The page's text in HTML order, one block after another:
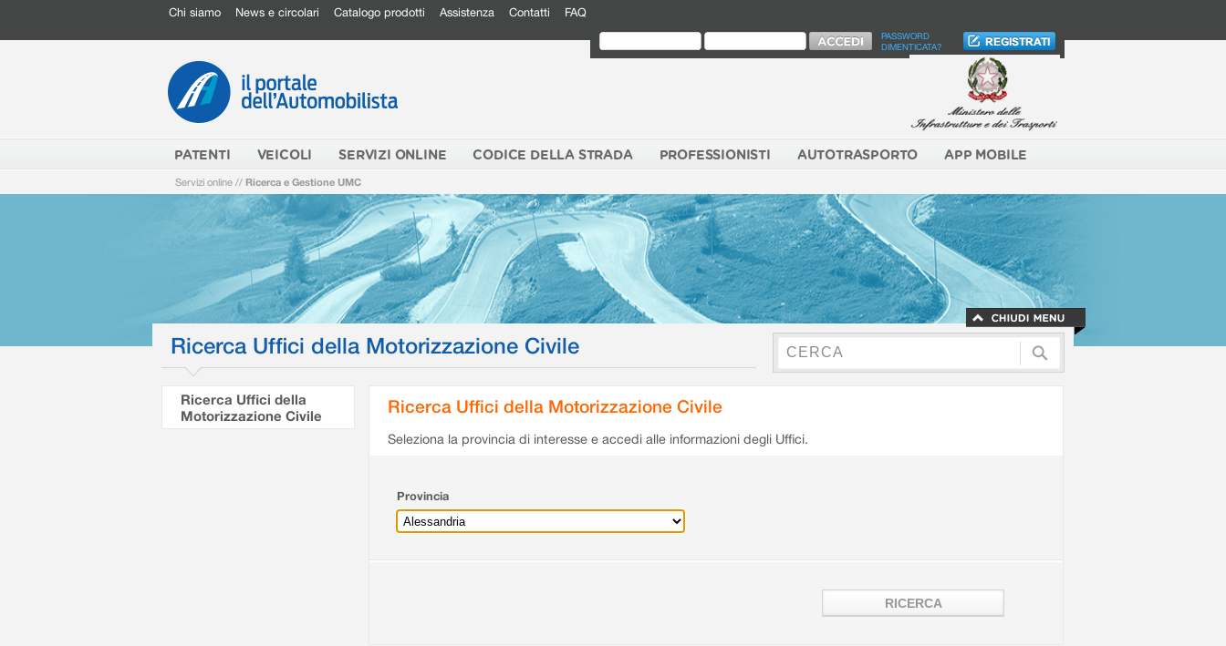
Chi siamo News e circolari Catalogo prodotti Assistenza Contatti FAQ
PASSWORD
DIMENTICATA?
PATENTI VEICOLI SERVIZI ONLINE CODICE DELLA STRADA PROFESSIONISTI AUTOTRASPORTO APP MOBILE
Servizi online // Ricerca e Gestione UMC
Ricerca Uffici della Motorizzazione Civile
Ricerca Uffici della
Motorizzazione Civile
Ricerca Uffici della Motorizzazione Civile
Seleziona la provincia di interesse e accedi alle informazioni degli Uffici.
Provincia